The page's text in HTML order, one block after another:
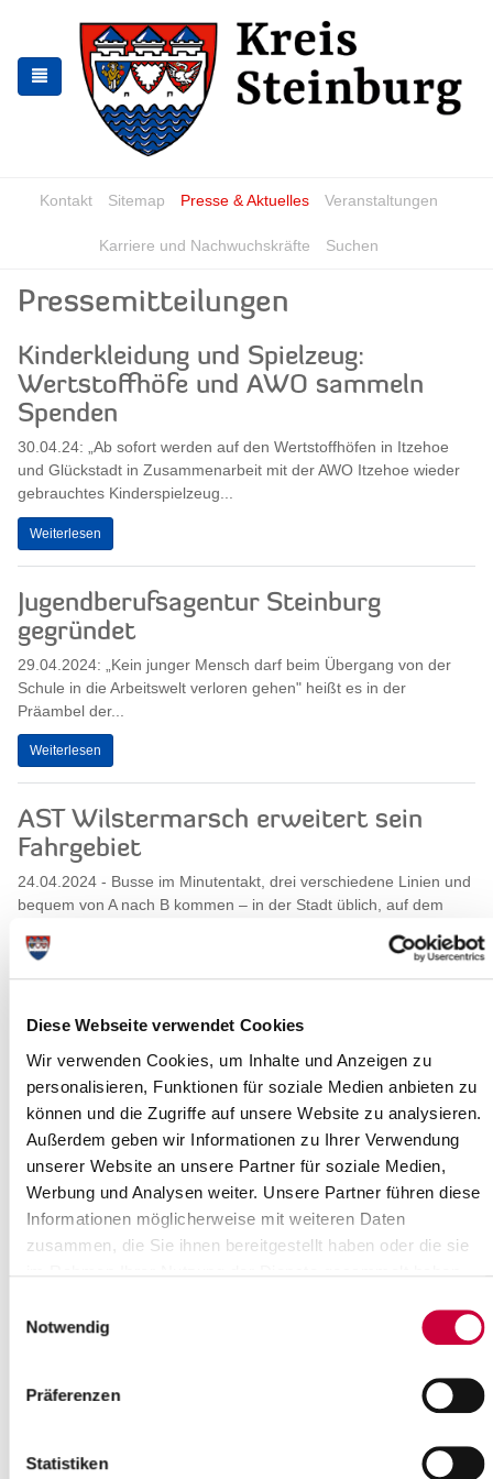
Diese Webseite verwendet Cookies
Wir verwenden Cookies, um Inhalte und Anzeigen zu
personalisieren, Funktionen für soziale Medien anbieten zu
können und die Zugriffe auf unsere Website zu analysieren.
Außerdem geben wir Informationen zu Ihrer Verwendung
unserer Website an unsere Partner für soziale Medien,
Werbung und Analysen weiter. Unsere Partner führen diese
Informationen möglicherweise mit weiteren Daten
zusammen, die Sie ihnen bereitgestellt haben oder die sie
Notwendig
Präferenzen
Statistiken
springen
springen
Kontakt Sitemap Presse & Aktuelles Veranstaltungen
Karriere und Nachwuchskräfte Suchen
Pressemitteilungen
Kinderkleidung und Spielzeug:
Wertstoffhöfe und AWO sammeln
Spenden
30.04.24: „Ab sofort werden auf den Wertstoffhöfen in Itzehoe
und Glückstadt in Zusammenarbeit mit der AWO Itzehoe wieder
gebrauchtes Kinderspielzeug...
Weiterlesen
Jugendberufsagentur Steinburg
gegründet
29.04.2024: „Kein junger Mensch darf beim Übergang von der
Schule in die Arbeitswelt verloren gehen" heißt es in der
Präambel der...
Weiterlesen
AST Wilstermarsch erweitert sein
Fahrgebiet
24.04.2024 - Busse im Minutentakt, drei verschiedene Linien und
bequem von A nach B kommen – in der Stadt üblich, auf dem
Gastfamilien im Kreis Steinburg
gesucht!
23.04.2024: YFU ist eine gemeinnützige Austauschorganisation
und steht für Youth For Understanding. Aktuell erleben zwei YFU-
Austauschschüler aus...
Weiterlesen
STADTRADELN 2024: Radeln für ein
18.04.2024: „Wie kommt man im Alltag von A nach B, wenn es
dabei fair zugehen soll, fair für Mensch und Umwelt?" fragt sich
Weiterlesen
Sitzung des Hauptausschusses